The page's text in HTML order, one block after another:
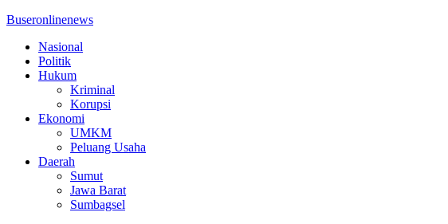
Buseronlinenews
Nasional
Politik
Hukum
Kriminal
Korupsi
Ekonomi
UMKM
Peluang Usaha
Daerah
Sumut
Jawa Barat
Sumbagsel